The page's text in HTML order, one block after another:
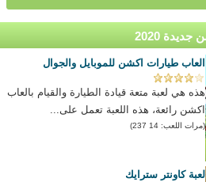
العاب طيارات اكشن للموبايل والجوال
هذه هي لعبة متعة قيادة الطيارة والقيام بالعاب
اكشن رائعة، هذه اللعبة تعمل على...
(مرات اللعب: 14 237)
لعبة كاونتر سترايك